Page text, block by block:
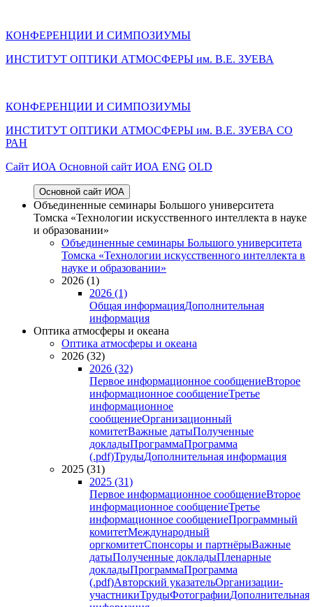
КОНФЕРЕНЦИИ И СИМПОЗИУМЫ
ИНСТИТУТ ОПТИКИ АТМОСФЕРЫ им. В.Е. ЗУЕВА
КОНФЕРЕНЦИИ И СИМПОЗИУМЫ
ИНСТИТУТ ОПТИКИ АТМОСФЕРЫ им. В.Е. ЗУЕВА СО
РАН
Cайт ИОА Основной сайт ИОА ENG OLD
Основной сайт ИОА
Объединенные семинары Большого университета
Томска «Технологии искусственного интеллекта в науке
и образовании»
Объединенные семинары Большого университета
Томска «Технологии искусственного интеллекта в
науке и образовании»
2026 (1)
2026 (1)
Общая информацияДополнительная
информация
Оптика атмосферы и океана
Оптика атмосферы и океана
2026 (32)
2026 (32)
Первое информационное сообщениеВторое
информационное сообщениеТретье
информационное
сообщениеОрганизационный
комитетВажные датыПолученные
докладыПрограммаПрограмма
(.pdf)ТрудыДополнительная информация
2025 (31)
2025 (31)
Первое информационное сообщениеВторое
информационное сообщениеТретье
информационное сообщениеПрограммный
комитетМеждународный
оргкомитетСпонсоры и партнёрыВажные
датыПолученные докладыПленарные
докладыПрограммаПрограмма
(.pdf)Авторский указательОрганизации-
участникиТрудыФотографииДополнительная